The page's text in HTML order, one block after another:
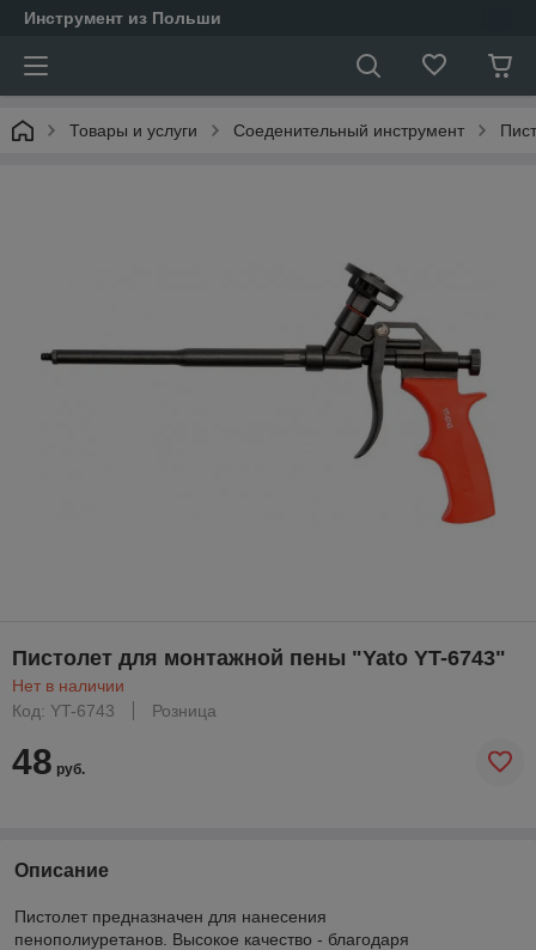
Инструмент из Польши
Товары и услуги Соеденительный инструмент
Пистолет для монтажной пены "Yato YT-6743"
Нет в наличии
Код: YT-6743
Розница
48 руб.
Описание
Пистолет предназначен для нанесения
пенополиуретанов. Высокое качество - благодаря